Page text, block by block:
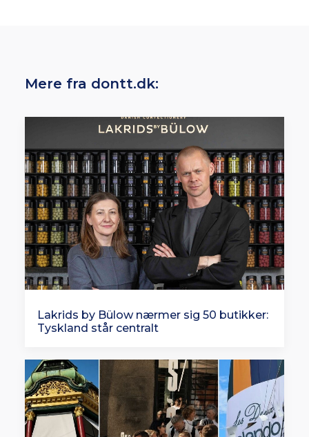
Mere fra dontt.dk:
Lakrids by Bülow nærmer sig 50 butikker:
Tyskland står centralt